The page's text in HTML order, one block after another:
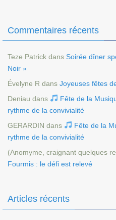
Commentaires récents
Teze Patrick dans Soirée dîner
Noir »
Évelyne R dans Joyeuses fêtes
Deniau dans
Fête de la
rythme de la convivialité
GERARDIN dans
Fête de la
rythme de la convivialité
(Anomyme, craignant quelques
Fourmis : le défi est relevé
Articles récents